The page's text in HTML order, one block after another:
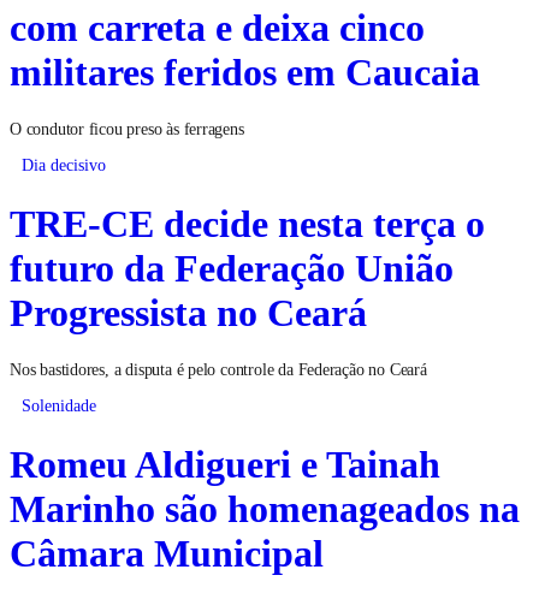
com carreta e deixa cinco
militares feridos em Caucaia
O condutor ficou preso às ferragens
Dia decisivo
TRE-CE decide nesta terça o
futuro da Federação União
Progressista no Ceará
Nos bastidores, a disputa é pelo controle da Federação no Ceará
Solenidade
Romeu Aldigueri e Tainah
Marinho são homenageados na
Câmara Municipal